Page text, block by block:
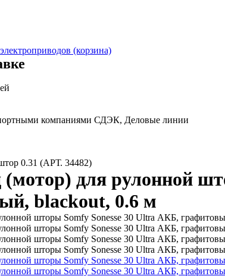
(корзина)
компаниями СДЭК, Деловые линии
0.31 (АРТ. 34482)
(мотор) для рулонной
blackout, 0.6 м